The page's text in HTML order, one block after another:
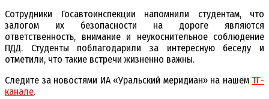
Сотрудники Госавтоинспекции напомнили студентам, что
залогом их безопасности на дороге являются
ответственность, внимание и неукоснительное соблюдение
ПДД. Студенты поблагодарили за интересную беседу и
отметили, что такие встречи жизненно важны.
Следите за новостями ИА «Уральский меридиан» на нашем ТГ-
канале.